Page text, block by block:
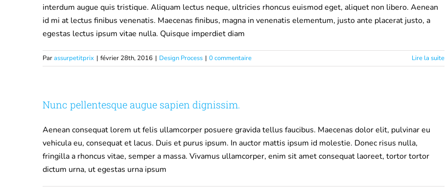
interdum augue quis tristique. Aliquam lectus neque, ultricies rhoncus euismod eget, aliquet non libero. Aenean
id mi at lectus finibus venenatis. Maecenas finibus, magna in venenatis elementum, justo ante placerat justo, a
egestas lectus ipsum vitae nulla. Quisque imperdiet diam
Parassurpetitprix | février 28th, 2016 | Design Process | 0 commentaire Lire la suite
Nunc pellentesque augue sapien dignissim.
Aenean consequat lorem ut felis ullamcorper posuere gravida tellus faucibus. Maecenas dolor elit, pulvinar eu
vehicula eu, consequat et lacus. Duis et purus ipsum. In auctor mattis ipsum id molestie. Donec risus nulla,
fringilla a rhoncus vitae, semper a massa. Vivamus ullamcorper, enim sit amet consequat laoreet, tortor tortor
dictum urna, ut egestas urna ipsum